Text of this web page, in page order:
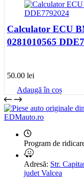
Calculator ECU
0281010565
50.00 lei
Adaugă în coș
EDMauto.ro
Program de
Adresă: Str.
judet Valcea